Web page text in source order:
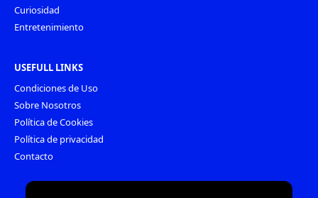
Curiosidad
Entretenimiento
USEFULL LINKS
Condiciones de Uso
Sobre Nosotros
Política de Cookies
Política de privacidad
Contacto